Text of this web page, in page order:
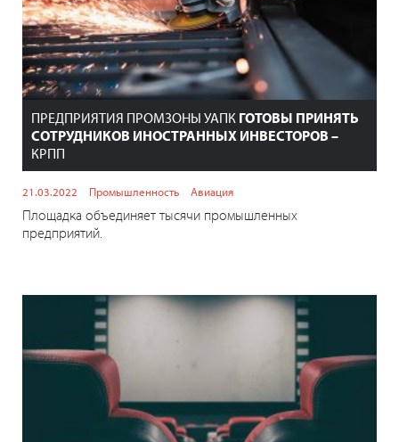
ПРЕДПРИЯТИЯ ПРОМЗОНЫ УАПК ГОТОВЫ ПРИНЯТЬ
СОТРУДНИКОВ ИНОСТРАННЫХ ИНВЕСТОРОВ –
КРПП
21.03.2022 Промышленность Авиация
Площадка объединяет тысячи промышленных
предприятий.